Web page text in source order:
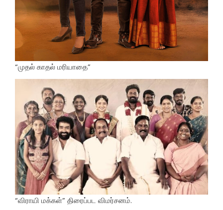
“முதல் காதல் மரியாதை”
“விராயி மக்கள்” திரைப்பட விமர்சனம்.